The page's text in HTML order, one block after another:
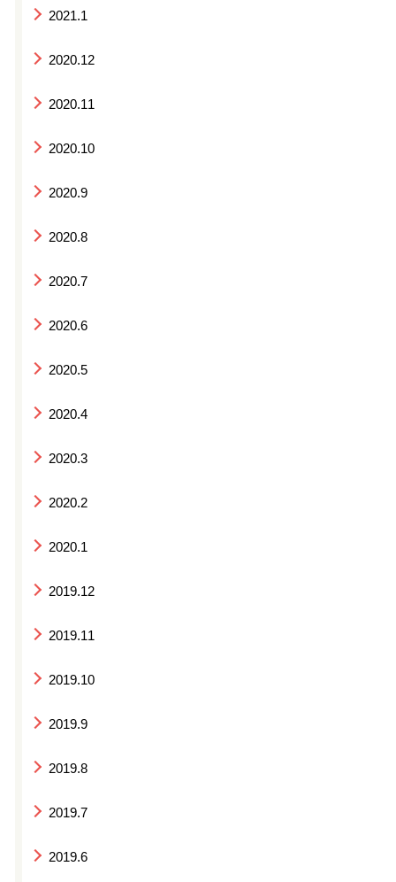
2021.1
2020.12
2020.11
2020.10
2020.9
2020.8
2020.7
2020.6
2020.5
2020.4
2020.3
2020.2
2020.1
2019.12
2019.11
2019.10
2019.9
2019.8
2019.7
2019.6